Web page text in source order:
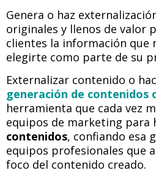
Genera o haz
originales y llenos de valor
clientes la información que
elegirte como parte de su
Externalizar contenido o
generación de contenidos
herramienta que cada vez
equipos de marketing para
contenidos, confiando esa
equipos profesionales que
foco del contenido creado.